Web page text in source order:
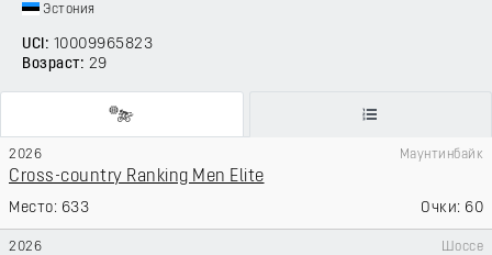
Эстония
UCI: 10009965823
Возраст: 29
2026 Маунтинбайк
Cross-country Ranking Men Elite
633 60
2026 Шоссе